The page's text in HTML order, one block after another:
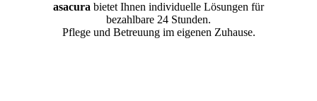
asacura bietet Ihnen individuelle Lösungen für
bezahlbare 24 Stunden.
Pflege und Betreuung im eigenen Zuhause.